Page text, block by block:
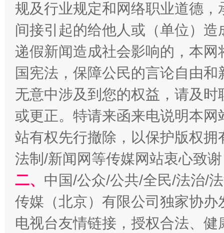
“刷贴”乱象丛生
生
规及行业规定和网络职业道德
间接引起的给他人或（单位）
递假新闻造成社会影响的，本
国宪法，保障公民的言论自由
无意中涉及到您的权益，请及
或更正。特请来函来电说明本
站有权先行撤除，以保护版权
法制/新闻网等传媒网站衷心致
二、 中国/公众/公共/全民/法治/
传媒（北京）有限公司独家协
电视台友情链接，授权合法、